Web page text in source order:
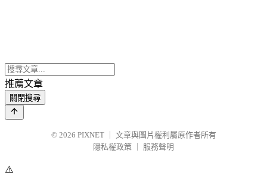
推薦文章
關閉搜尋
© 2026 PIXNET
文章與圖片權利屬原作者所有
隱私權政策
服務聲明
⚠️